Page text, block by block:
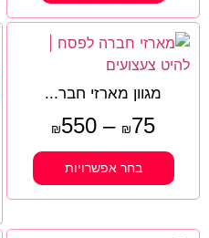
מגוון מארזי חבר...
₪75
–
₪550
בחר אפשרויות